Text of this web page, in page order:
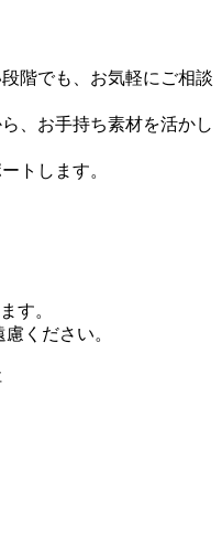
階でも、お気軽にご相談
、お手持ち素材を活かし
トします。
す。
ください。